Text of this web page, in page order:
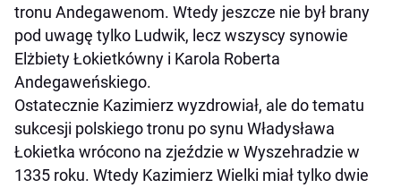
tronu Andegawenom. Wtedy jeszcze nie był brany
pod uwagę tylko Ludwik, lecz wszyscy synowie
Elżbiety Łokietkówny i Karola Roberta
Andegaweńskiego.
Ostatecznie Kazimierz wyzdrowiał, ale do tematu
sukcesji polskiego tronu po synu Władysława
Łokietka wrócono na zjeździe w Wyszehradzie w
1335 roku. Wtedy Kazimierz Wielki miał tylko dwie